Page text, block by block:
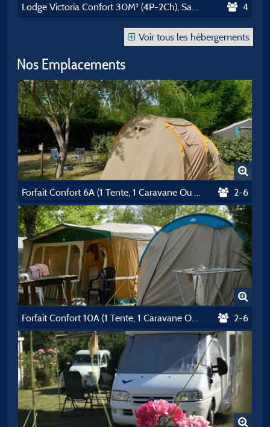
Lodge Victoria Confort 30M² (4P-2Ch), Sans Sanitaires 4
Voir tous les hébergements
Nos Emplacements
Forfait Confort 6A (1 Tente, 1 Caravane Ou 1 Camping-Car 5M Max / 1 Voiture) 2-6
Forfait Confort 10A (1 Tente, 1 Caravane Ou 1 Camping-Car 5M Max/ 1 Voiture) 2-6